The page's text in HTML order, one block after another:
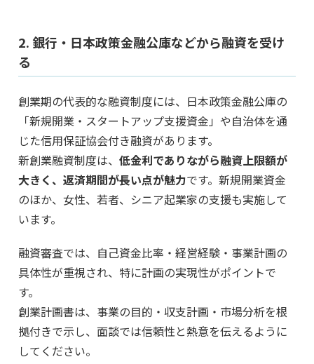
2. 銀行・日本政策金融公庫などから融資を受け
る
創業期の代表的な融資制度には、日本政策金融公庫の
「新規開業・スタートアップ支援資金」や自治体を通
じた信用保証協会付き融資があります。
新創業融資制度は、 低金利でありながら融資上限額が
大きく、返済期間が長い点が魅力です。新規開業資金
のほか、女性、若者、シニア起業家の支援も実施して
います。
融資審査では、自己資金比率・経営経験・事業計画の
具体性が重視され、特に計画の実現性がポイントで
す。
創業計画書は、事業の目的・収支計画・市場分析を根
拠付きで示し、面談では信頼性と熱意を伝えるように
してください。